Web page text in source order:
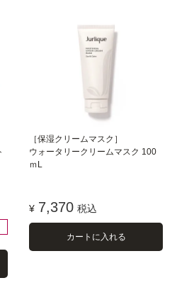
［保湿クリームマスク］
ウォータリークリームマスク 100
ｍL
¥ 7,370 税込
カートに入れる